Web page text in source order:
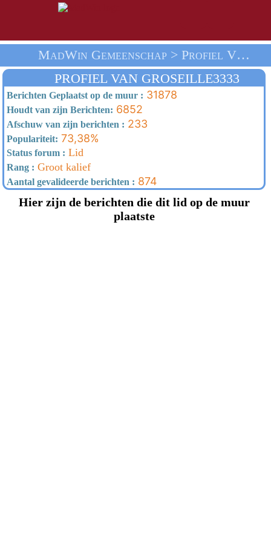
MadWin Gemeenschap > Profiel Van Groseille3333 > Thuis
PROFIEL VAN GROSEILLE3333
Berichten Geplaatst op de muur : 31878
Houdt van zijn Berichten: 6852
Afschuw van zijn berichten : 233
Populariteit: 73,38%
Status forum : Lid
Rang : Groot kalief
Aantal gevalideerde berichten : 874
Hier zijn de berichten die dit lid op de muur
plaatste